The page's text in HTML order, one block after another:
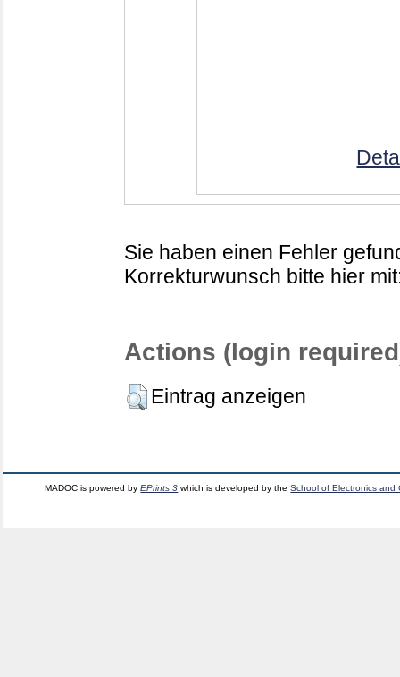
Sie haben einen Fehler
Korrekturwunsch bitte hier
Actions (login
Eintrag anzeigen
MADOC is powered byEPrints 3 which is developed by theSchool of Electronics and